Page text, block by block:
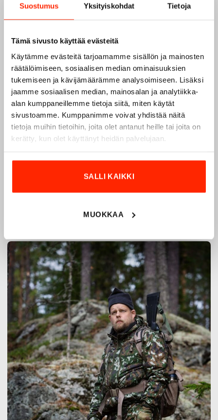
Suostumus Yksityiskohdat Tietoja
Tämä sivusto käyttää evästeitä
Käytämme evästeitä tarjoamamme sisällön ja mainosten
räätälöimiseen, sosiaalisen median ominaisuuksien
tukemiseen ja kävijämäärämme analysoimiseen. Lisäksi
jaamme sosiaalisen median, mainosalan ja analytiikka-
alan kumppaneillemme tietoja siitä, miten käytät
sivustoamme. Kumppanimme voivat yhdistää näitä
tietoja muihin tietoihin, joita olet antanut heille tai joita on
kerätty, kun olet käyttänyt heidän palvelujaan.
SALLI KAIKKI
MUOKKAA
Origopro – Suomalainen laatumerkki vuodesta
1975
Origopro on suomalainen turvallisuus- ja
vuodesta 1975.Origoprovalmistaa laadukkaita vaatteita,
jotka on kehitetty vuosikymmenten kokemuksella
innovoimaan entistä parempia ratkaisuja.